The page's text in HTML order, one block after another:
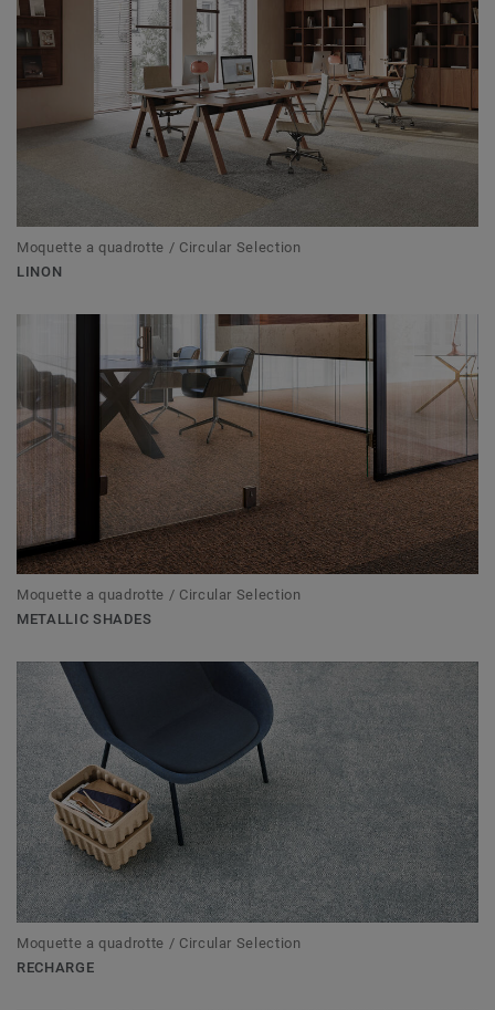
Moquette a quadrotte / Circular Selection
LINON
Moquette a quadrotte / Circular Selection
METALLIC SHADES
Moquette a quadrotte / Circular Selection
RECHARGE